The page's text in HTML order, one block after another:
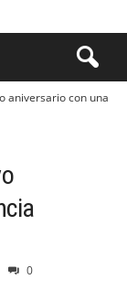
aniversario con una
0